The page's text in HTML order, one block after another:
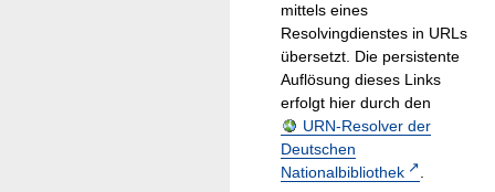
mittels eines
Resolvingdienstes in URLs
übersetzt. Die persistente
Auflösung dieses Links
erfolgt hier durch den
URN-Resolver der
Deutschen
Nationalbibliothek
.